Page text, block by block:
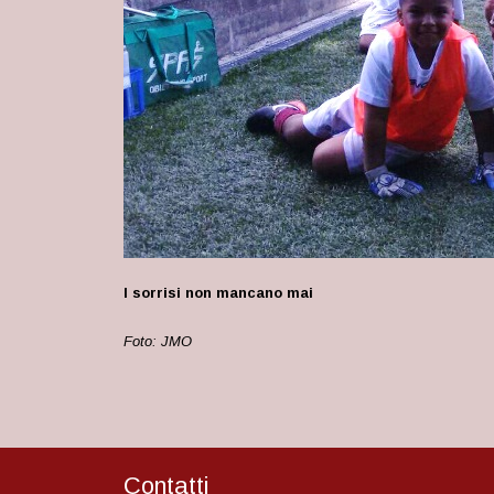
I sorrisi non mancano mai
Foto: JMO
Contatti